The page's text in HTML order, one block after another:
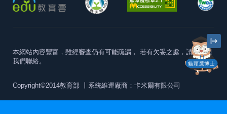
貓頭鷹博士
本網站內容豐富，雖經審查仍有可能疏漏， 若有欠妥之處，請隨時與
我們聯絡。
Copyright©2014教育部 丨系統維運廠商：卡米爾有限公司